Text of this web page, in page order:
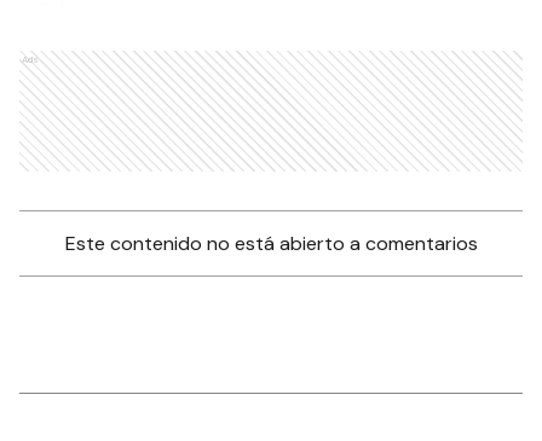
Ads
Este contenido no está abierto a comentarios